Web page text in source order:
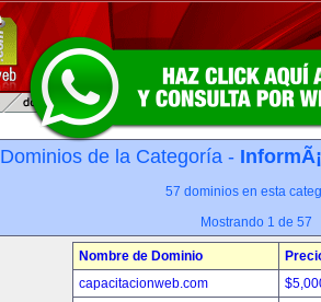
Dominios de la Categoría -
57 dominios en esta
Mostrando 1 de 57
Nombre de Dominio
capacitacionweb.com